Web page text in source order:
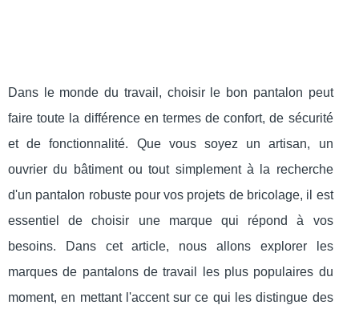
Dans le monde du travail, choisir le bon pantalon peut
faire toute la différence en termes de confort, de sécurité
et de fonctionnalité. Que vous soyez un artisan, un
ouvrier du bâtiment ou tout simplement à la recherche
d'un pantalon robuste pour vos projets de bricolage, il est
essentiel de choisir une marque qui répond à vos
besoins. Dans cet article, nous allons explorer les
marques de pantalons de travail les plus populaires du
moment, en mettant l'accent sur ce qui les distingue des